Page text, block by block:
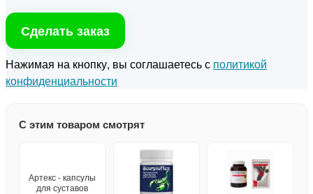
Сделать заказ
Нажимая на кнопку, вы соглашаетесь с политикой
конфиденциальности
С этим товаром смотрят
Артекс - капсулы
для суставов